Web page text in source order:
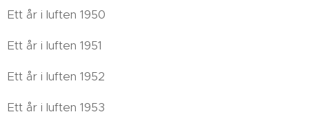
Ett år i luften 1950
Ett år i luften 1951
Ett år i luften 1952
Ett år i luften 1953